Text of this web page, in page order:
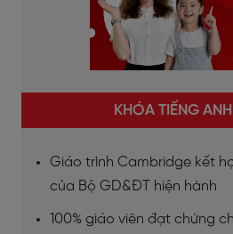
KHÓA TIẾNG ANH
Giáo trình Cambridge kết
của Bộ GD&ĐT hiện hành
100% giáo viên đạt chứng